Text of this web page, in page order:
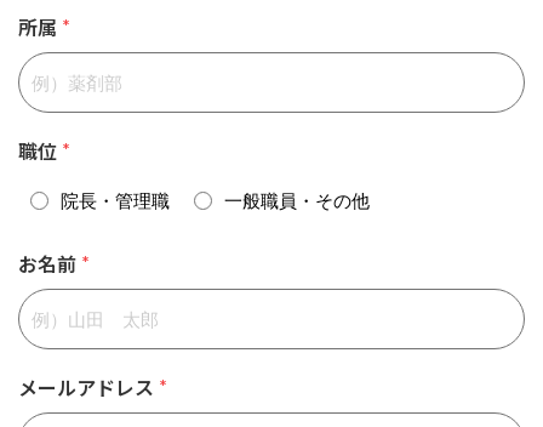
所属 *
職位 *
院長・管理職 一般職員・その他
お名前 *
メールアドレス *